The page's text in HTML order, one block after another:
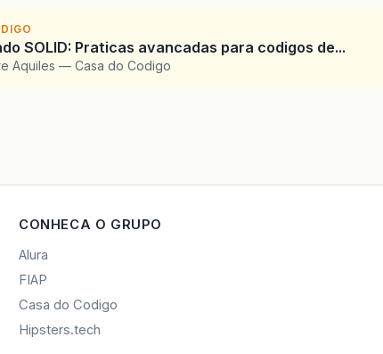
SOLID: Praticas avancadas para codigos de...
Aquiles — Casa do Codigo
CONHECA O GRUPO
Alura
FIAP
Casa do Codigo
Hipsters.tech